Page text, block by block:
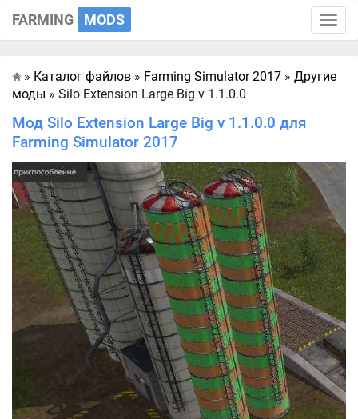
Toggle
FARMING MODS
Главная
» Каталог файлов » Farming Simulator 2017 » Другие
моды » Silo Extension Large Big v 1.1.0.0
Мод Silo Extension Large Big v 1.1.0.0 для
Farming Simulator 2017